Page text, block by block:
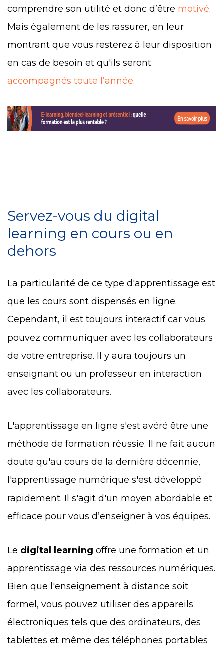
comprendre son utilité et donc d’être motivé.
Mais également de les rassurer, en leur
montrant que vous resterez à leur disposition
en cas de besoin et qu'ils seront
accompagnés toute l’année.
Servez-vous du digital
learning en cours ou en
dehors
La particularité de ce type d'apprentissage est
que les cours sont dispensés en ligne.
Cependant, il est toujours interactif car vous
pouvez communiquer avec les collaborateurs
de votre entreprise. Il y aura toujours un
enseignant ou un professeur en interaction
avec les collaborateurs.
L'apprentissage en ligne s'est avéré être une
méthode de formation réussie. Il ne fait aucun
doute qu'au cours de la dernière décennie,
l'apprentissage numérique s'est développé
rapidement. Il s'agit d'un moyen abordable et
efficace pour vous d’enseigner à vos équipes.
Le digital learning offre une formation et un
apprentissage via des ressources numériques.
Bien que l'enseignement à distance soit
formel, vous pouvez utiliser des appareils
électroniques tels que des ordinateurs, des
tablettes et même des téléphones portables